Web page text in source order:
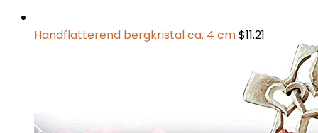
Handflatterend bergkristal ca. 4 cm$11.21